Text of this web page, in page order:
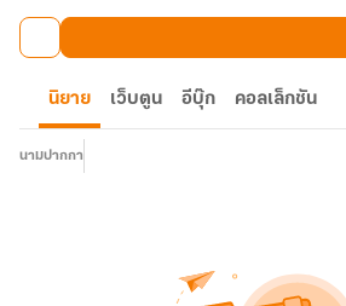
นิยาย เว็บตูน อีบุ๊ก คอลเล็กชัน
นามปากกา